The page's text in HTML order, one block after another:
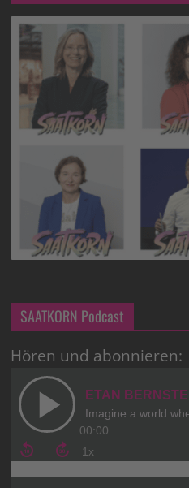
SAATKORN Podcast
Hören und abonnieren: